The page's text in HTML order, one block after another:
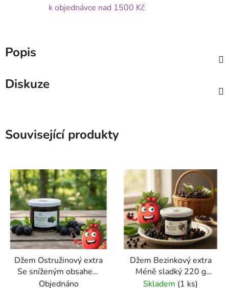
k objednávce nad 1500 Kč
Popis
Diskuze
Související produkty
Džem Ostružinový extra
Se sníženým obsahem
cukru 220 g GREŠÍK
Objednáno
Džem Bezinkový extra
Méně sladký 220 g
GREŠÍK
Skladem (1 ks)